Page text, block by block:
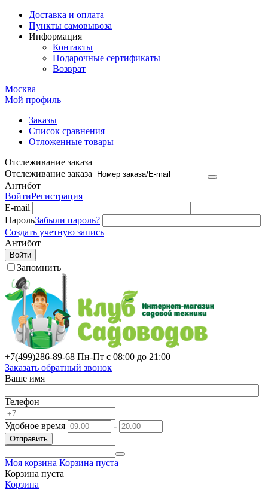
Доставка и оплата
Пункты самовывоза
Информация
Контакты
Подарочные сертификаты
Возврат
Москва
Мой профиль
Заказы
Список сравнения
Отложенные товары
Отслеживание заказа
Отслеживание заказа
Антибот
ВойтиРегистрация
E-mail
ПарольЗабыли пароль?
Создать учетную запись
Антибот
Войти
Запомнить
+7(499)286-89-68 Пн-Пт с 08:00 до 21:00
Заказать обратный звонок
Ваше имя
Телефон
Удобное время -
Отправить
Моя корзина Корзина пуста
Корзина пуста
Корзина